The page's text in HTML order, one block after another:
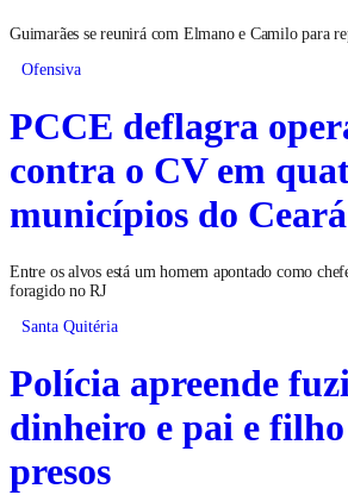
Guimarães se reunirá com Elmano e Camilo para
Ofensiva
PCCE deflagra
contra o CV em
municípios do Ceará
Entre os alvos está um homem apontado como
foragido no RJ
Santa Quitéria
Polícia apreende
dinheiro e pai e filho
presos